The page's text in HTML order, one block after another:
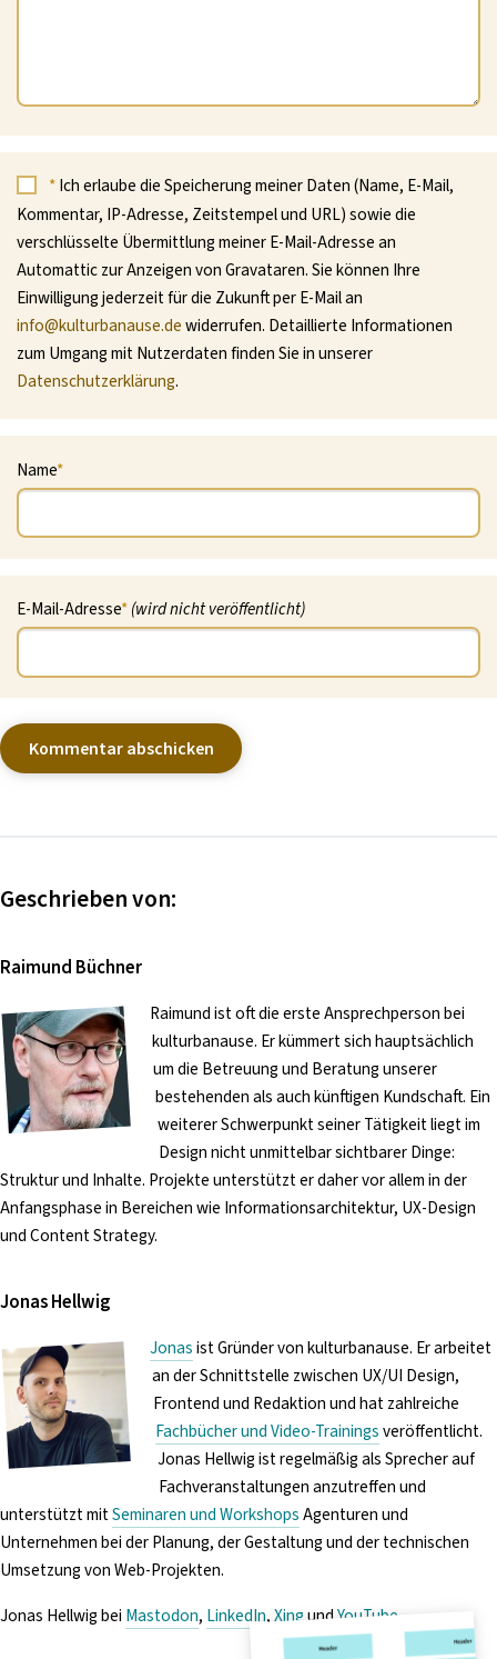
*Ich erlaube die Speicherung meiner Daten (Name, E-Mail,
Kommentar, IP-Adresse, Zeitstempel und URL) sowie die
verschlüsselte Übermittlung meiner E-Mail-Adresse an
Automattic zur Anzeigen von Gravataren. Sie können Ihre
Einwilligung jederzeit für die Zukunft per E-Mail an
info@kulturbanause.dewiderrufen. Detaillierte Informationen
zum Umgang mit Nutzerdaten finden Sie in unserer
Datenschutzerklärung.
Name*
E-Mail-Adresse*(wird nicht veröffentlicht)
Geschrieben von:
Raimund Büchner
Raimund ist oft die erste Ansprechperson bei
kulturbanause. Er kümmert sich hauptsächlich
um die Betreuung und Beratung unserer
bestehenden als auch künftigen Kundschaft. Ein
weiterer Schwerpunkt seiner Tätigkeit liegt im
Design nicht unmittelbar sichtbarer Dinge:
Struktur und Inhalte. Projekte unterstützt er daher vor allem in der
Anfangsphase in Bereichen wie Informationsarchitektur, UX-Design
und Content Strategy.
Jonas Hellwig
Jonasist Gründer von kulturbanause. Er arbeitet
an der Schnittstelle zwischen UX/UI Design,
Frontend und Redaktion und hat zahlreiche
Fachbücher und Video-Trainingsveröffentlicht.
Jonas Hellwig ist regelmäßig als Sprecher auf
Fachveranstaltungen anzutreffen und
unterstützt mitSeminaren und WorkshopsAgenturen und
Unternehmen bei der Planung, der Gestaltung und der technischen
Umsetzung von Web-Projekten.
Jonas Hellwig bei Mastodon, LinkedIn,XingundYouTube